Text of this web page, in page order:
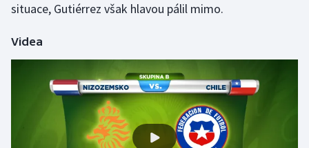
Rychlostní kanoistika
Short track
Sportovní střelba
Stolní tenis
situace, Gutiérrez však hlavou pálil mimo.
Videa